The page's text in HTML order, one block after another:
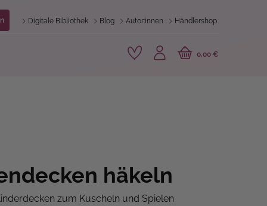
Digitale Bibliothek Blog Autor:innen Händlershop
0,00 €
häkeln
zum Kuscheln und Spielen